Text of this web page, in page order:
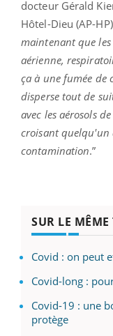
docteur Gérald
Hôtel-Dieu (AP-
maintenant que
aérienne,
ça à une fumée de
disperse tout de
avec les aérosols
croisant quelqu'un
contamination.”
SUR LE MÊME
Covid : on peut
Covid-long :
Covid-19 : une
protège